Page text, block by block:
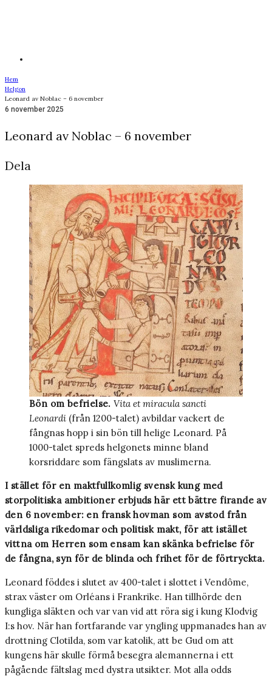
Hem
Helgon
Leonard av Noblac – 6 november
6 november 2025
Leonard av Noblac – 6 november
Dela
Bön om befrielse.Vita et miracula sancti
Leonardi (från 1200-talet) avbildar vackert de
fångnas hopp i sin bön till helige Leonard. På
1000-talet spreds helgonets minne bland
korsriddare som fängslats av muslimerna.
I stället för en maktfullkomlig svensk kung med
storpolitiska ambitioner erbjuds här ett bättre firande av
den 6 november: en fransk hovman som avstod från
världsliga rikedomar och politisk makt, för att istället
vittna om Herren som ensam kan skänka befrielse för
de fångna, syn för de blinda och frihet för de förtryckta.
Leonard föddes i slutet av 400-talet i slottet i Vendôme,
strax väster om ­Orléans i Frankrike. Han tillhörde den
kungliga släkten och var van vid att röra sig i kung Klodvig
I:s hov. När han fortfarande var yngling uppmanades han av
drottning Clotilda, som var katolik, att be Gud om att
kungens här skulle förmå besegra alemannerna i ett
pågående fältslag med dystra utsikter. Mot alla odds